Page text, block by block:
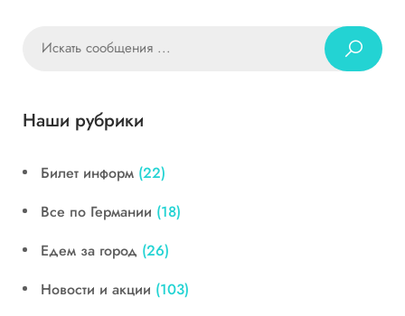
Наши рубрики
Билет информ (22)
Все по Германии (18)
Едем за город (26)
Новости и акции (103)